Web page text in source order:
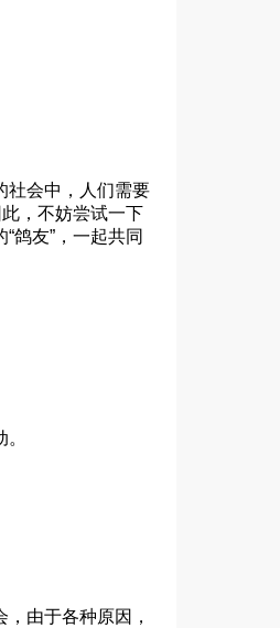
社会中，人们需要
，不妨尝试一下
鸽友”，一起共同
由于各种原因，